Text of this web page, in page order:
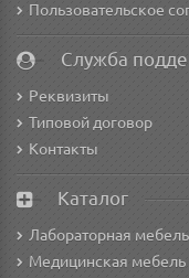
Пользовательское
Служба
Реквизиты
Типовой договор
Контакты
Каталог
Лабораторная мебель
Медицинская мебель